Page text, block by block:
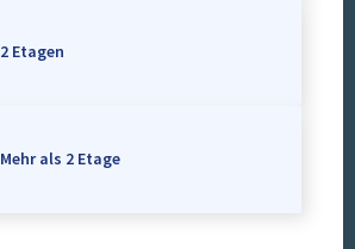
2 Etagen
Mehr als 2 Etage